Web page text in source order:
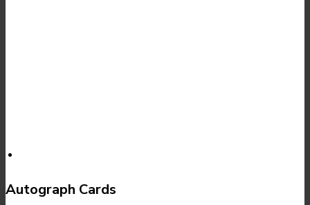
Autograph Cards